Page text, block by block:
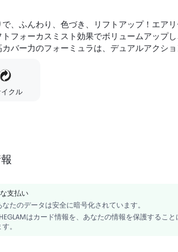
で、ふんわり、色づき、リフトアップ！エア
トフォーカスミスト効果でボリュームアップ
カバー力のフォーミュラは、デュアルアクシ
イクル
AQUA/EAU, SILICA, CANDELILLA
RICINUS COMMUNIS (CASTOR) SEED
HEXYLLACTONE CROSSPOLYMER,
支払い
なたのデータは安全に暗号化されています。
はカード情報を、あなたの情報を保護するこ
す。